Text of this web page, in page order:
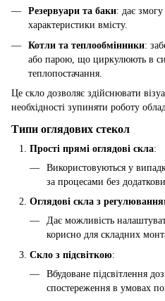
Резервуари та баки: дає
характеристики вмісту.
Котли та теплообмінники:
або парою, що циркулюють в
теплопостачання.
Це скло дозволяє здійснювати
необхідності зупиняти роботу
Типи оглядових стекол
Прості прямі оглядові скла:
Використовуються у
за процесами без
Оглядові скла з
Дає можливість
корисно для складних
Скло з підсвіткою:
Вбудоване підсвітлення
спостереження в умовах